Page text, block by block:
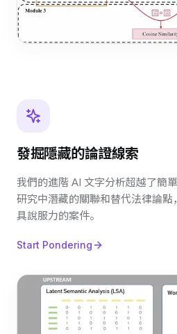
發掘隱藏的論證線索
我們的進階 AI 文字分析超越了簡
研究中潛藏的關聯和替代法律論
具說服力的案件。
Start Pondering